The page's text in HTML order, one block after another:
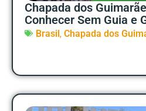
Chapada dos
Conhecer Sem Guia e
Brasil, Chapada dos